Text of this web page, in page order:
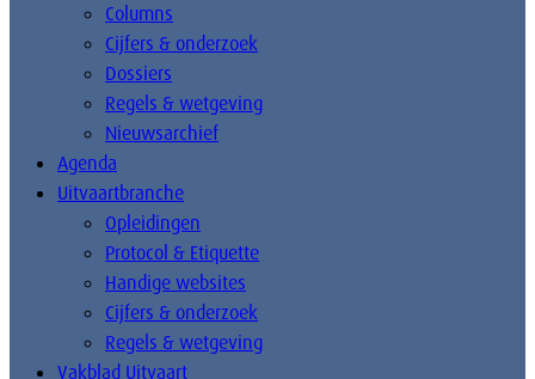
Columns
Cijfers & onderzoek
Dossiers
Regels & wetgeving
Nieuwsarchief
Agenda
Uitvaartbranche
Opleidingen
Protocol & Etiquette
Handige websites
Cijfers & onderzoek
Regels & wetgeving
Vakblad Uitvaart